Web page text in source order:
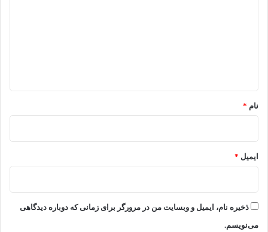
نام *
ایمیل *
ذخیره نام، ایمیل و وبسایت من در مرورگر برای زمانی که دوباره دیدگاهی
می‌نویسم.